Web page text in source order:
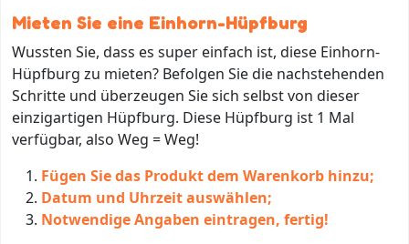
Mieten Sie eine Einhorn-Hüpfburg
Wussten Sie, dass es super einfach ist, diese Einhorn-
Hüpfburg zu mieten? Befolgen Sie die nachstehenden
Schritte und überzeugen Sie sich selbst von dieser
einzigartigen Hüpfburg. Diese Hüpfburg ist 1 Mal
verfügbar, also Weg = Weg!
Fügen Sie das Produkt dem Warenkorb hinzu;
Datum und Uhrzeit auswählen;
Notwendige Angaben eintragen, fertig!